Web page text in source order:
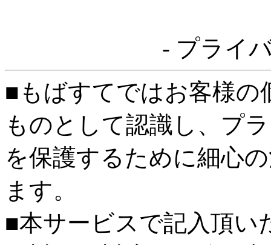
- プライ
■もばすてではお客様の
ものとして認識し、プ
を保護するために細心
ます。
■本サービスで記入頂い